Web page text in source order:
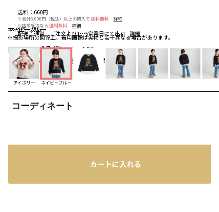
ネイビーブルー
※撮影場所の関係上、着用画像は実物と若干異なる場合があります。
ネイビーブルー
ネイビーブルー
アイボリー ネイビーブルー
コーディネート
送料 ： 660円
※合計6,600円（税込）以上の購入で 送料無料
詳細
※店頭受取なら 送料無料 詳細
配送：通常、ご注文より1～5営業日にて出荷 詳細
4.7（3）レビューを見る
お気に入りアイテム登録者数 102
カートに入れる